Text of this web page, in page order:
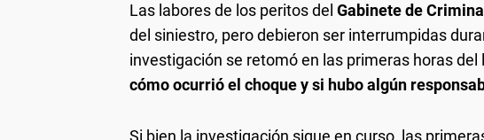
Las labores de los peritos del Gabinete de
del siniestro, pero debieron ser interrumpidas
investigación se retomó en las primeras horas del
cómo ocurrió el choque y si hubo algún
Si bien la investigación sigue en curso, las